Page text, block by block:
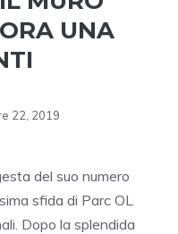
UNA
22, 2019
del suo numero
sfida di Parc OL
Dopo la splendida